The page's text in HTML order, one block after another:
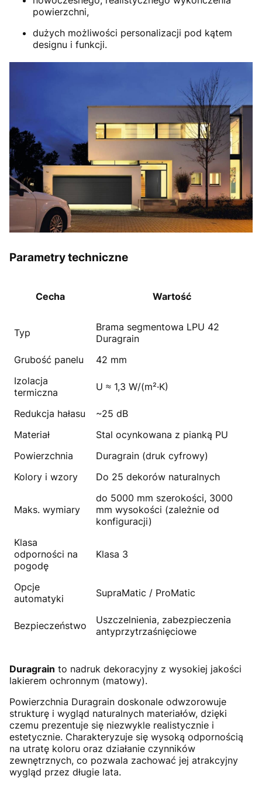
powierzchni,
dużych możliwości personalizacji pod kątem
designu i funkcji.
Parametry techniczne
Cecha Wartość
Typ
Brama segmentowa LPU 42
Duragrain
Grubość panelu
42 mm
Izolacja
termiczna
U ≈ 1,3 W/(m²·K)
Redukcja hałasu
~25 dB
Materiał
Stal ocynkowana z pianką PU
Powierzchnia
Duragrain (druk cyfrowy)
Kolory i wzory
Do 25 dekorów naturalnych
Maks. wymiary
do 5000 mm szerokości, 3000
mm wysokości (zależnie od
konfiguracji)
Klasa
odporności na
pogodę
Klasa 3
Opcje
automatyki
SupraMatic / ProMatic
Bezpieczeństwo
Uszczelnienia, zabezpieczenia
antyprzytrzaśnięciowe
Duragrain to nadruk dekoracyjny z wysokiej jakości
lakierem ochronnym (matowy).
Powierzchnia Duragrain doskonale odwzorowuje
strukturę i wygląd naturalnych materiałów, dzięki
czemu prezentuje się niezwykle realistycznie i
estetycznie. Charakteryzuje się wysoką odpornością
na utratę koloru oraz działanie czynników
zewnętrznych, co pozwala zachować jej atrakcyjny
wygląd przez długie lata.